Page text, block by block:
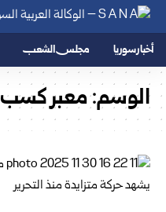
أخبار سوريا مجلس الشعب
الوسم:معبر كسب